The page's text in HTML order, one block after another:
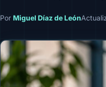
Por Miguel Díaz de León